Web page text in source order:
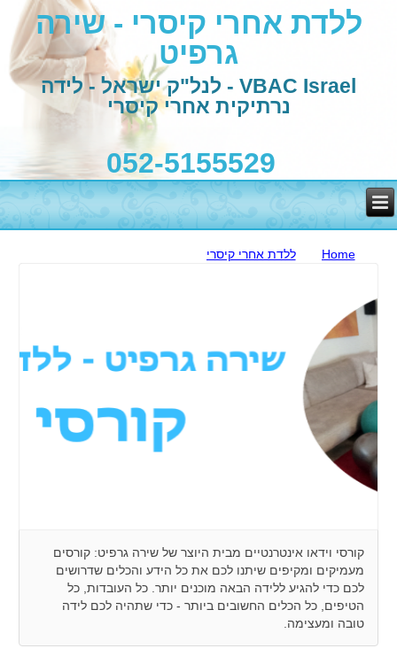
ללדת אחרי קיסרי - שירה
גרפיט
VBAC Israel - לנל"ק ישראל - לידה
נרתיקית אחרי קיסרי
052-5155529
Home ללדת אחרי קיסרי
קורסי וידאו אינטרנטיים מבית היוצר של שירה גרפיט: קורסים
מעמיקים ומקיפים שיתנו לכם את כל הידע והכלים שדרושים
לכם כדי להגיע ללידה הבאה מוכנים יותר. כל העובדות, כל
הטיפים, כל הכלים החשובים ביותר - כדי שתהיה לכם לידה
טובה ומעצימה.